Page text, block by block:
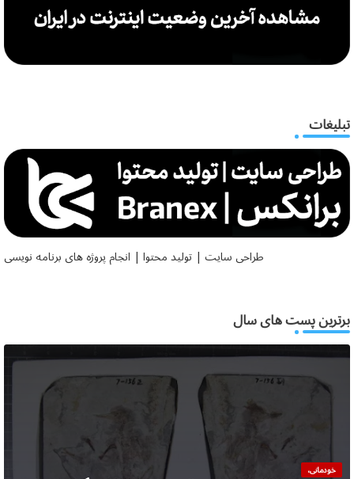
تبلیغات
طراحی سایت | تولید محتوا | انجام پروژه های برنامه نویسی
برترین پست های سال
خودمانی،